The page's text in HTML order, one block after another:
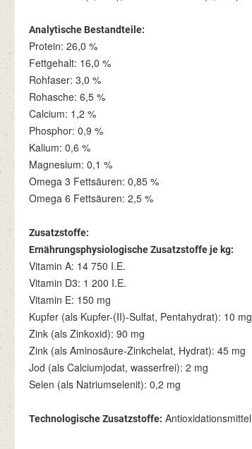
Analytische Bestandteile:
Protein: 26,0 %
Fettgehalt: 16,0 %
Rohfaser: 3,0 %
Rohasche: 6,5 %
Calcium: 1,2 %
Phosphor: 0,9 %
Kalium: 0,6 %
Magnesium: 0,1 %
Omega 3 Fettsäuren: 0,85 %
Omega 6 Fettsäuren: 2,5 %
Zusatzstoffe:
Ernährungsphysiologische Zusatzstoffe je kg:
Vitamin A: 14 750 I.E.
Vitamin D3: 1 200 I.E.
Vitamin E: 150 mg
Kupfer (als Kupfer-(II)-Sulfat, Pentahydrat): 10 mg
Zink (als Zinkoxid): 90 mg
Zink (als Aminosäure-Zinkchelat, Hydrat): 45 mg
Jod (als Calciumjodat, wasserfrei): 2 mg
Selen (als Natriumselenit): 0,2 mg
Technologische Zusatzstoffe: Antioxidationsmittel